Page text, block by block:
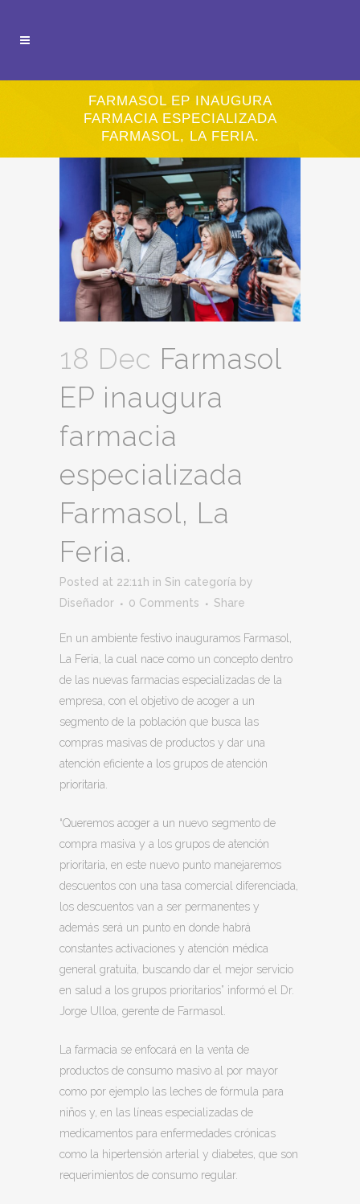
FARMASOL EP INAUGURA
FARMACIA ESPECIALIZADA
FARMASOL, LA FERIA.
18 Dec Farmasol
EP inaugura
farmacia
especializada
Farmasol, La
Feria.
Posted at 22:11h in Sin categoría by
Diseñador
0 Comments Share
En un ambiente festivo inauguramos Farmasol,
La Feria, la cual nace como un concepto dentro
de las nuevas farmacias especializadas de la
empresa, con el objetivo de acoger a un
segmento de la población que busca las
compras masivas de productos y dar una
atención eficiente a los grupos de atención
prioritaria.
“Queremos acoger a un nuevo segmento de
compra masiva y a los grupos de atención
prioritaria, en este nuevo punto manejaremos
descuentos con una tasa comercial diferenciada,
los descuentos van a ser permanentes y
además será un punto en donde habrá
constantes activaciones y atención médica
general gratuita, buscando dar el mejor servicio
en salud a los grupos prioritarios” informó el Dr.
Jorge Ulloa, gerente de Farmasol.
La farmacia se enfocará en la venta de
productos de consumo masivo al por mayor
como por ejemplo las leches de fórmula para
niños y, en las líneas especializadas de
medicamentos para enfermedades crónicas
como la hipertensión arterial y diabetes, que son
requerimientos de consumo regular.